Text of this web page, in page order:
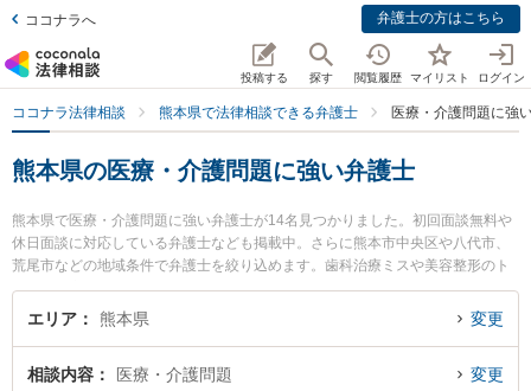
ココナラへ 弁護士の方はこちら
投稿する 探す 閲覧履歴 マイリスト ログイン
ココナラ法律相談 熊本県で法律相談できる弁護士 医療・介護問題に強
熊本県の医療・介護問題に強い弁護士
熊本県で医療・介護問題に強い弁護士が14名見つかりました。初回面談無料や
休日面談に対応している弁護士なども掲載中。さらに熊本市中央区や八代市、
荒尾市などの地域条件で弁護士を絞り込めます。歯科治療ミスや美容整形のト
ラブル、産婦人科の訴訟等の細かな分野での絞り込み検索もでき便利です。特
に春田法律事務所 熊本オフィスの井手 俊輔弁護士や熊本セントラル法律事務所
医療・介護問題のトラブルを今すぐに弁護士に相談したい』『医療・介護問題
エリア 熊本県 変更
相談内容 医療・介護問題 変更